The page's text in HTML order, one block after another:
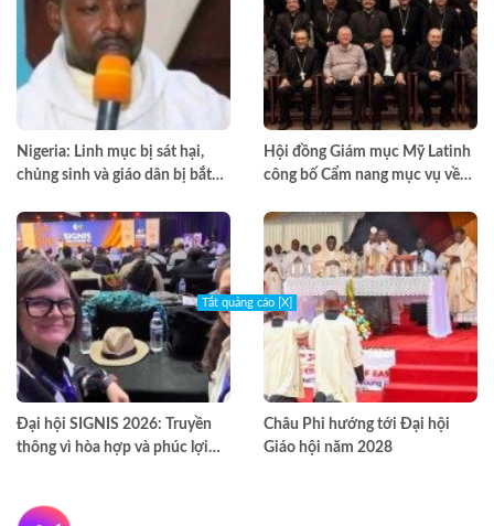
Nigeria: Linh mục bị sát hại,
chủng sinh và giáo dân bị bắt
Hội đồng Giám mục Mỹ Latinh
công bố Cẩm nang mục vụ về
Đại hội SIGNIS 2026: Truyền
thông vì hòa hợp và phúc lợi
Châu Phi hướng tới Đại hội
Giáo hội năm 2028
Tắt quảng cáo [X]